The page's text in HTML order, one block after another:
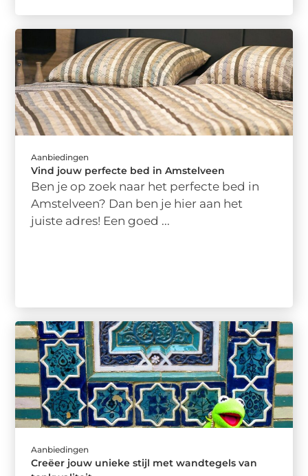
Aanbiedingen
Vind jouw perfecte bed in Amstelveen
Ben je op zoek naar het perfecte bed in
Amstelveen? Dan ben je hier aan het
juiste adres! Een goed ...
Aanbiedingen
Creëer jouw unieke stijl met wandtegels van